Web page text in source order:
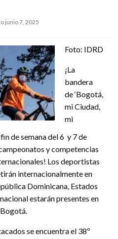
junio 7, 2025
Foto: IDRD
¡La
bandera
de ‘Bogotá,
mi Ciudad,
mi
de semana del 6 y 7 de
y competencias
Los deportistas
internacionalmente en
Dominicana, Estados
estarán presentes en
se encuentra el 38º